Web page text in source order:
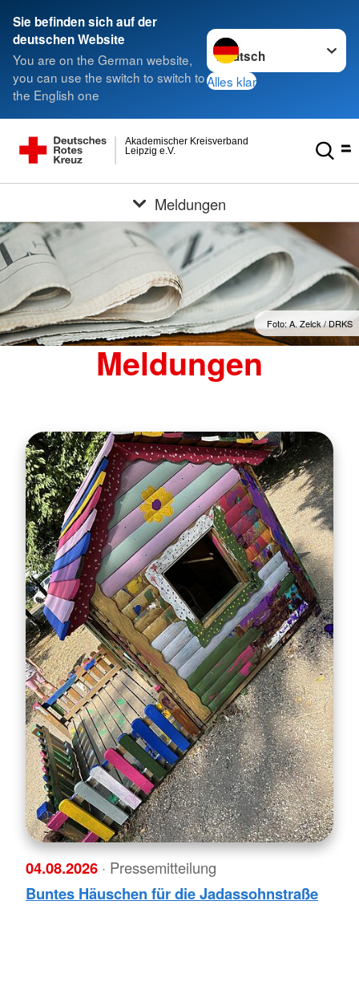
Sie befinden sich auf der
deutschen Website
You are on the German website,
you can use the switch to switch to
the English one
Sprache wechseln zu
Alles klar
Leipzig e.V.
Akademischer Kreisverband
Meldungen
Foto: A. Zelck / DRKS
Meldungen
04.08.2026 · Pressemitteilung
Buntes Häuschen für die Jadassohnstraße